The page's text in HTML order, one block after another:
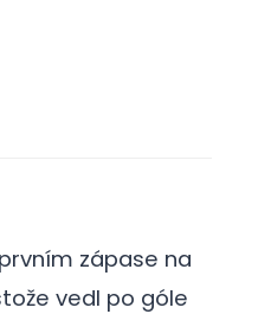
zápase na
vedl po góle